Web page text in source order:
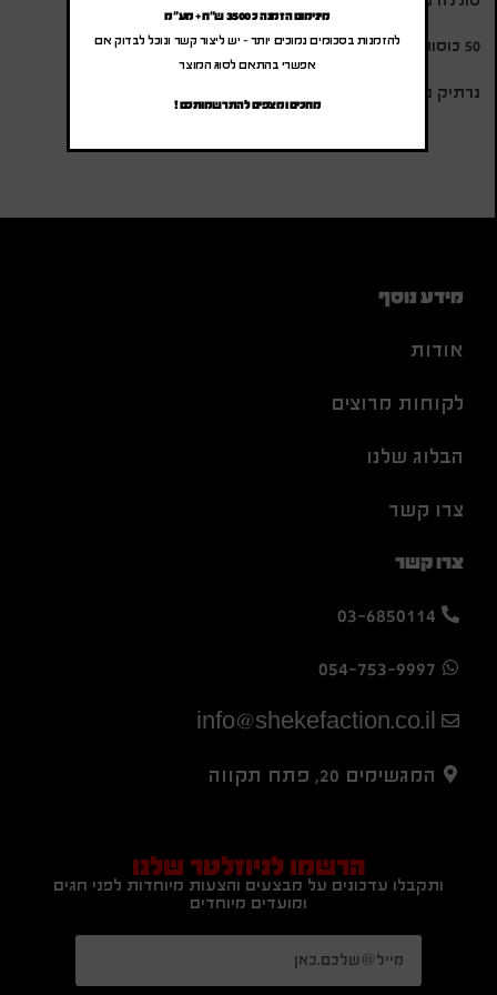
50 כוסות קפה במזיגה של מים חמים.
נרתיק נשיאה, אריזת מתנה.
מידע נוסף
אודות
לקוחות מרוצים
הבלוג שלנו
צרו קשר
צרו קשר
03-6850114
054-753-9997
info@shekefaction.co.il
המגשימים 20, פתח תקווה
הרשמו לניוזלטר שלנו
ותקבלו עדכונים על מבצעים והצעות מיוחדות לפני חגים
ומועדים מיוחדים
מינימום הזמנה כ 3500 ש"ח + מע"מ
להזמנות בסכומים נמוכים יותר – יש ליצור קשר ונוכל לבדוק אם
אפשרי בהתאם לסוג המוצר
מחכים ומצפים להתרשמותכם !